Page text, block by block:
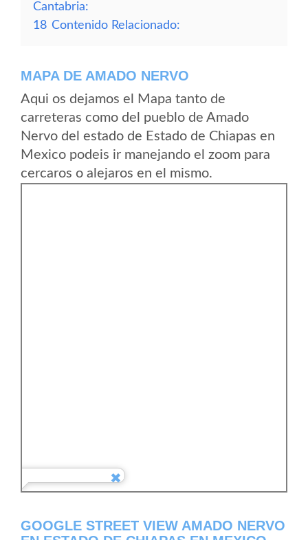
Cantabria:
18 Contenido Relacionado:
MAPA DE AMADO NERVO
Aqui os dejamos el Mapa tanto de
carreteras como del pueblo de Amado
Nervo del estado de Estado de Chiapas en
Mexico podeis ir manejando el zoom para
cercaros o alejaros en el mismo.
GOOGLE STREET VIEW AMADO NERVO